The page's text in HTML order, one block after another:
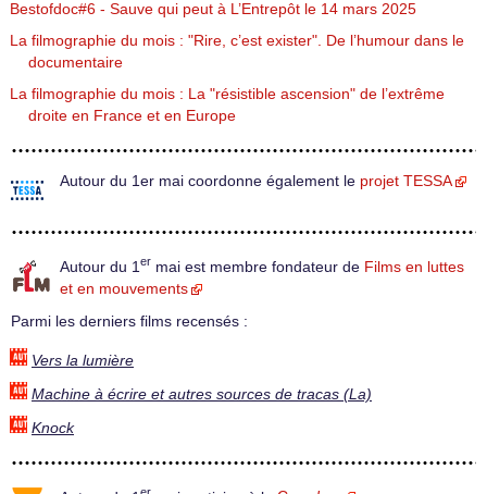
Bestofdoc#6 - Sauve qui peut à L’Entrepôt le 14 mars 2025
La filmographie du mois : "Rire, c’est exister". De l’humour dans le
documentaire
La filmographie du mois : La "résistible ascension" de l’extrême
droite en France et en Europe
Autour du 1er mai coordonne également le projet TESSA
Autour du 1 er mai est membre fondateur de Films en luttes
et en mouvements
Parmi les derniers films recensés :
Vers la lumière
Machine à écrire et autres sources de tracas (La)
Knock
er